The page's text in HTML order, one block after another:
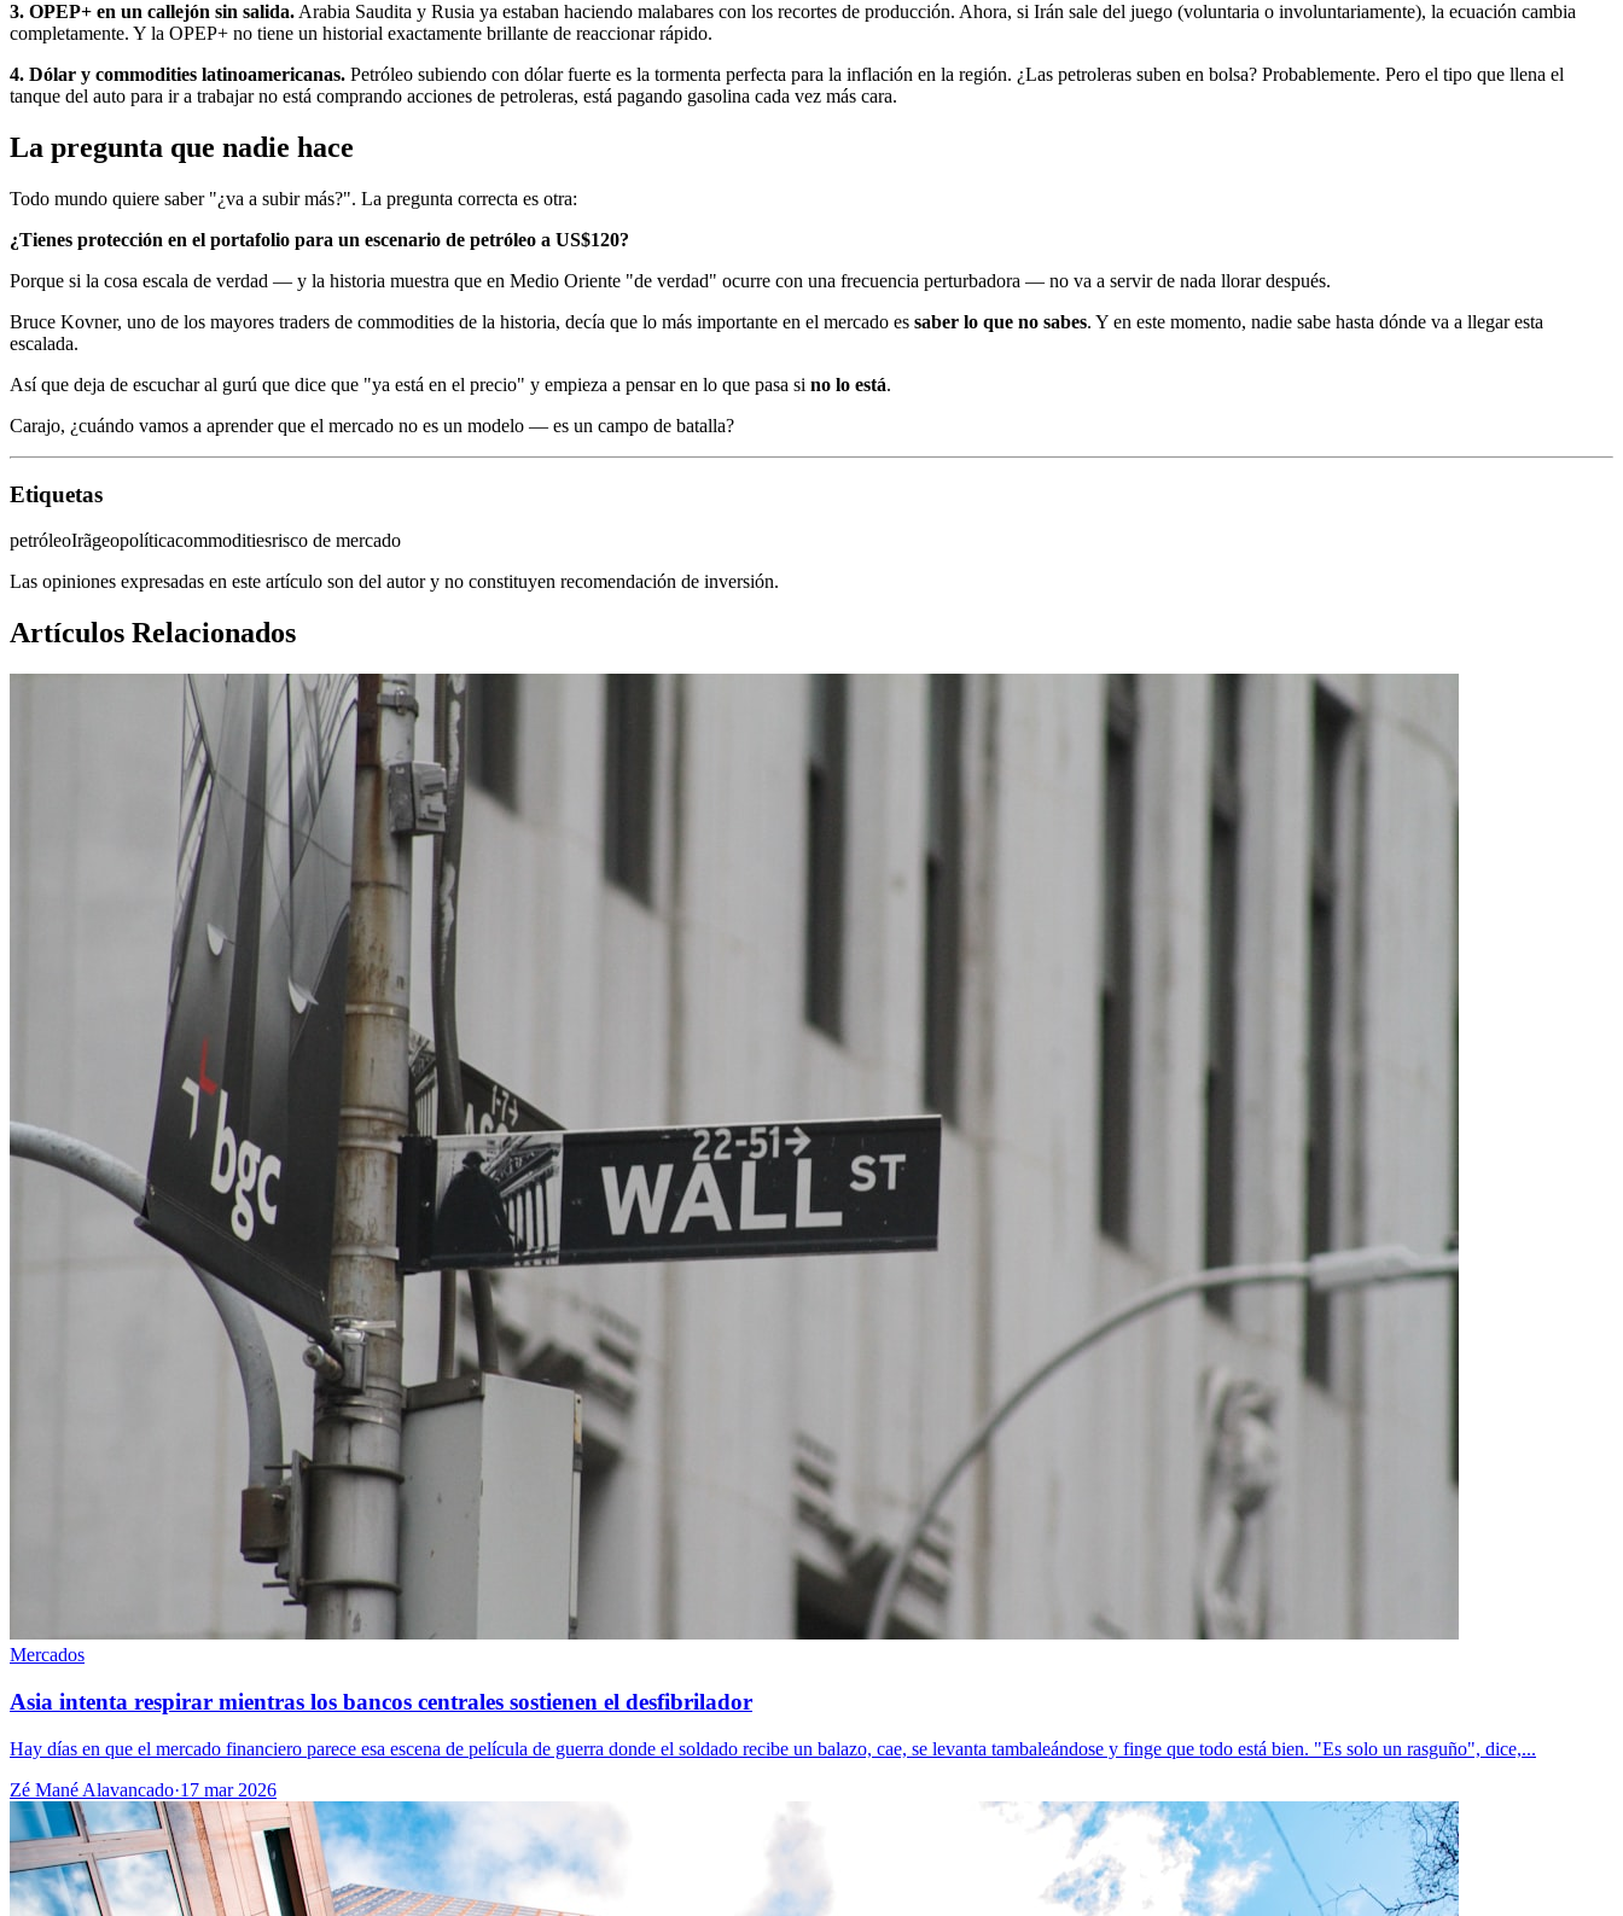
3. OPEP+ en un callejón sin salida. Arabia Saudita y Rusia ya estaban haciendo malabares con los recortes de producción. Ahora, si Irán sale del juego (voluntaria o involuntariamente), la ecuación cambia
completamente. Y la OPEP+ no tiene un historial exactamente brillante de reaccionar rápido.
4. Dólar y commodities latinoamericanas. Petróleo subiendo con dólar fuerte es la tormenta perfecta para la inflación en la región. ¿Las petroleras suben en bolsa? Probablemente. Pero el tipo que llena el
tanque del auto para ir a trabajar no está comprando acciones de petroleras, está pagando gasolina cada vez más cara.
La pregunta que nadie hace
Todo mundo quiere saber "¿va a subir más?". La pregunta correcta es otra:
¿Tienes protección en el portafolio para un escenario de petróleo a US$120?
Porque si la cosa escala de verdad — y la historia muestra que en Medio Oriente "de verdad" ocurre con una frecuencia perturbadora — no va a servir de nada llorar después.
Bruce Kovner, uno de los mayores traders de commodities de la historia, decía que lo más importante en el mercado es saber lo que no sabes. Y en este momento, nadie sabe hasta dónde va a llegar esta
escalada.
Así que deja de escuchar al gurú que dice que "ya está en el precio" y empieza a pensar en lo que pasa si no lo está.
Carajo, ¿cuándo vamos a aprender que el mercado no es un modelo — es un campo de batalla?
Etiquetas
petróleoIrãgeopolíticacommoditiesrisco de mercado
Las opiniones expresadas en este artículo son del autor y no constituyen recomendación de inversión.
Artículos Relacionados
Mercados
Asia intenta respirar mientras los bancos centrales sostienen el desfibrilador
Hay días en que el mercado financiero parece esa escena de película de guerra donde el soldado recibe un balazo, cae, se levanta tambaleándose y finge que todo está bien. "Es solo un rasguño", dice,...
Zé Mané Alavancado·17 mar 2026